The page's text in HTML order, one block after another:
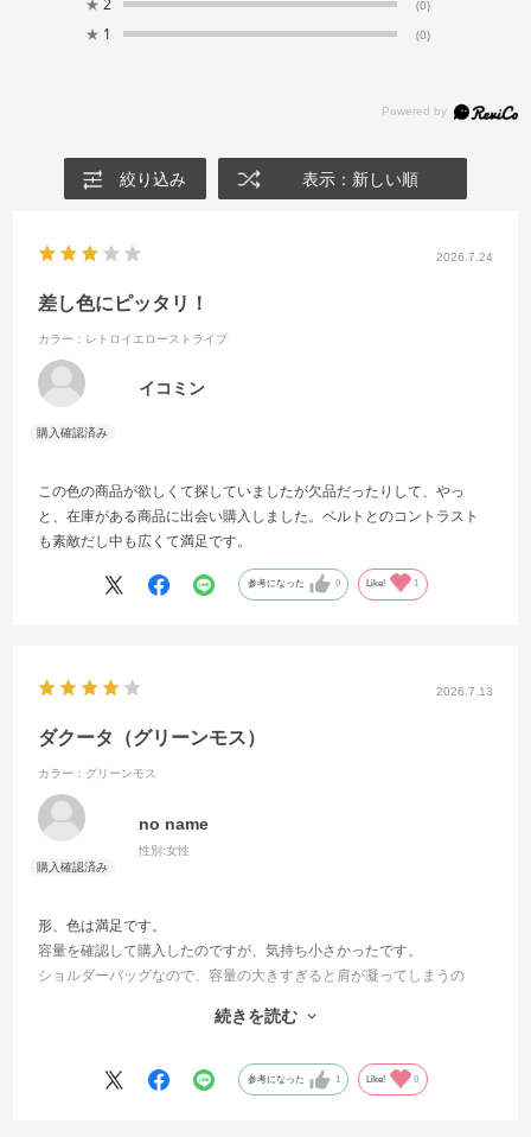
(0)
★ 1 (0)
絞り込み 表示：新しい順
2026.7.24
差し色にピッタリ！
カラー：レトロイエローストライプ
イコミン
この色の商品が欲しくて探していましたが欠品だったりして、やっ
と、在庫がある商品に出会い購入しました。ベルトとのコントラスト
も素敵だし中も広くて満足です。
参考になった 0 Like! 1
2026.7.13
ダクータ（グリーンモス）
カラー：グリーンモス
no name
性別:女性
形、色は満足です。
容量を確認して購入したのですが、気持ち小さかったです。
ショルダーバッグなので、容量の大きすぎると肩が凝ってしまうの
たバッグがデリアミニだったので、デリアミニよりは小さく、少し容
続きを読む
参考になった 1 Like! 0